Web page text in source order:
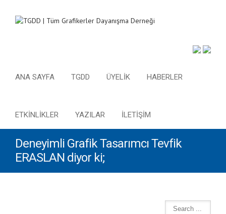
ANA SAYFA TGDD ÜYELİK HABERLER
ETKİNLİKLER YAZILAR İLETİŞİM
Deneyimli Grafik Tasarımcı Tevfik
ERASLAN diyor ki;